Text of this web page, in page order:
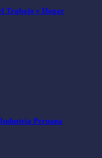
Trabajo y Hogar
Peruana